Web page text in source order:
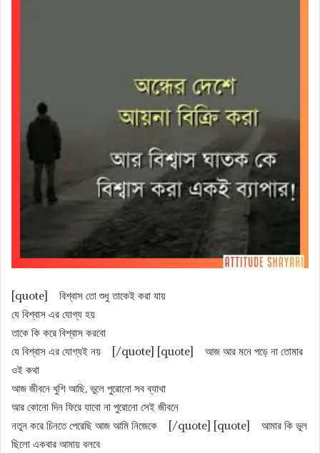
[quote] বিশ্বাস তো শুধু তাকেই করা যায়
যে বিশ্বাস এর যোগ্য হয়
তাকে কি করে বিশ্বাস করবো
যে বিশ্বাস এর যোগ্যই নয় [/quote] [quote] আজ আর মনে পড়ে না তোমার
ওই কথা
আজ জীবনে খুশি আছি, ভুলে পুরোনো সব ব্যাথা
আর কোনো দিন ফিরে যাবো না পুরোনো সেই জীবনে
নতুন করে চিনতে পেরেছি আজ আমি নিজেকে [/quote] [quote] আমার কি ভুল
ছিলো একবার আমায় বলবে